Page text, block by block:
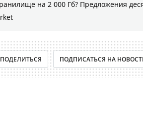
на 2 000 Гб? Предложения
ПОДЕЛИТЬСЯ ПОДПИСАТЬСЯ НА